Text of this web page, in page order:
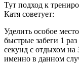
Тут подход к
Катя советует:
Уделить особое
быстрые забеги 1
секунд с отдыхом
именно в данном